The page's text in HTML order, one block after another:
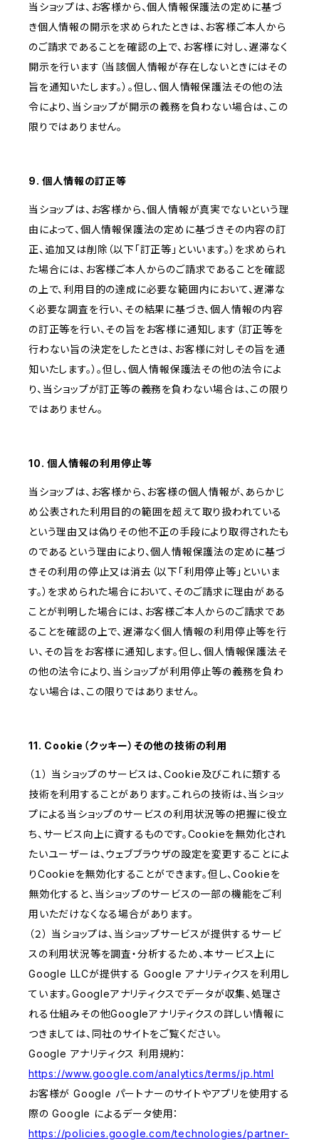
当ショップは、お客様から、個人情報保護法の定めに基づ
き個人情報の開示を求められたときは、お客様ご本人から
のご請求であることを確認の上で、お客様に対し、遅滞なく
開示を行います（当該個人情報が存在しないときにはその
旨を通知いたします。）。但し、個人情報保護法その他の法
令により、当ショップが開示の義務を負わない場合は、この
限りではありません。
9. 個人情報の訂正等
当ショップは、お客様から、個人情報が真実でないという理
由によって、個人情報保護法の定めに基づきその内容の訂
正、追加又は削除（以下「訂正等」といいます。）を求められ
た場合には、お客様ご本人からのご請求であることを確認
の上で、利用目的の達成に必要な範囲内において、遅滞な
く必要な調査を行い、その結果に基づき、個人情報の内容
の訂正等を行い、その旨をお客様に通知します（訂正等を
行わない旨の決定をしたときは、お客様に対しその旨を通
知いたします。）。但し、個人情報保護法その他の法令によ
り、当ショップが訂正等の義務を負わない場合は、この限り
ではありません。
10. 個人情報の利用停止等
当ショップは、お客様から、お客様の個人情報が、あらかじ
め公表された利用目的の範囲を超えて取り扱われている
という理由又は偽りその他不正の手段により取得されたも
のであるという理由により、個人情報保護法の定めに基づ
きその利用の停止又は消去（以下「利用停止等」といいま
す。）を求められた場合において、そのご請求に理由がある
ことが判明した場合には、お客様ご本人からのご請求であ
ることを確認の上で、遅滞なく個人情報の利用停止等を行
い、その旨をお客様に通知します。但し、個人情報保護法そ
の他の法令により、当ショップが利用停止等の義務を負わ
ない場合は、この限りではありません。
11. Cookie（クッキー）その他の技術の利用
（１） 当ショップのサービスは、Cookie及びこれに類する
技術を利用することがあります。これらの技術は、当ショッ
プによる当ショップのサービスの利用状況等の把握に役立
ち、サービス向上に資するものです。Cookieを無効化され
たいユーザーは、ウェブブラウザの設定を変更することによ
りCookieを無効化することができます。但し、Cookieを
無効化すると、当ショップのサービスの一部の機能をご利
用いただけなくなる場合があります。
（２） 当ショップは、当ショップサービスが提供するサービ
スの利用状況等を調査・分析するため、本サービス上に
Google LLCが提供する Google アナリティクスを利用し
ています。Googleアナリティクスでデータが収集、処理さ
れる仕組みその他Googleアナリティクスの詳しい情報に
つきましては、同社のサイトをご覧ください。
Google アナリティクス 利用規約：
https://www.google.com/analytics/terms/jp.html
お客様が Google パートナーのサイトやアプリを使用する
際の Google によるデータ使用：
https://policies.google.com/technologies/partner-